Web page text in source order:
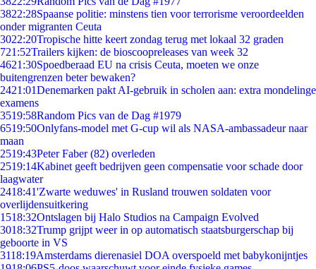
3822:28Spaanse politie: minstens tien voor terrorisme veroordeelden
onder migranten Ceuta
3022:20Tropische hitte keert zondag terug met lokaal 32 graden
721:52Trailers kijken: de bioscoopreleases van week 32
4621:30Spoedberaad EU na crisis Ceuta, moeten we onze
buitengrenzen beter bewaken?
2421:01Denemarken pakt AI-gebruik in scholen aan: extra mondelinge
examens
3519:58Random Pics van de Dag #1979
6519:50Onlyfans-model met G-cup wil als NASA-ambassadeur naar
maan
2519:43Peter Faber (82) overleden
2519:14Kabinet geeft bedrijven geen compensatie voor schade door
laagwater
2418:41'Zwarte weduwes' in Rusland trouwen soldaten voor
overlijdensuitkering
1518:32Ontslagen bij Halo Studios na Campaign Evolved
3018:32Trump grijpt weer in op automatisch staatsburgerschap bij
geboorte in VS
3118:19Amsterdams dierenasiel DOA overspoeld met babykonijntjes